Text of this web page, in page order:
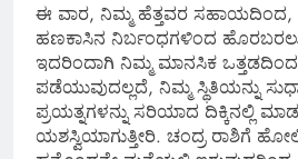
ಈ ವಾರ, ನಿಮ್ಮ ಹೆತ್ತವರ
ಹಣಕಾಸಿನ ನಿರ್ಬಂಧಗಳಿಂದ ಹೊರಬರಲು
ಇದರಿಂದಾಗಿ ನಿಮ್ಮ ಮಾನಸಿಕ
ಪಡೆಯುವುದಲ್ಲದೆ, ನಿಮ್ಮ ಸ್ಥಿತಿಯನ್ನು
ಪ್ರಯತ್ನಗಳನ್ನು ಸರಿಯಾದ ದಿಕ್ಕಿನಲ್ಲಿ
ಯಶಸ್ವಿಯಾಗುತ್ತೀರಿ. ಚಂದ್ರ ರಾಶಿಗೆ